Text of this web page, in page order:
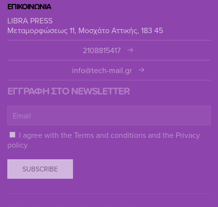
ΕΠΙΚΟΙΝΩΝΙΑ
LIBRA PRESS
Μεταμορφώσεως 11, Μοσχάτο Αττικής, 183 45
2108815417
info@tech-mail.gr
ΕΓΓΡΑΦΗ ΣΤΟ NEWSLETTER
I agree with the Terms and conditions and the Privacy
policy
SUBSCRIBE